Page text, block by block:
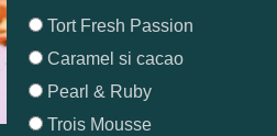
Tort Fresh Passion
Caramel si cacao
Pearl & Ruby
Trois Mousse